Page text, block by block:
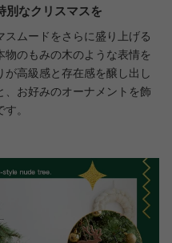
別なクリスマスを
ムードをさらに盛り上げる
のもみの木のような表情を
高級感と存在感を醸し出し
、お好みのオーナメントを飾
。